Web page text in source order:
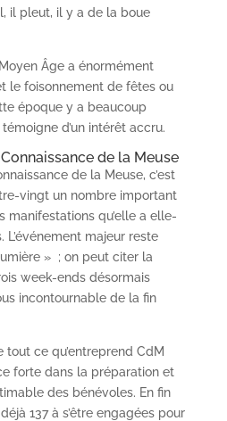
il pleut, il y a de la boue
Âge a énormément
le foisonnement de fêtes ou
époque y a beaucoup
d’un intérêt accru.
de la Meuse
de la Meuse, c’est
vingt un nombre important
manifestations qu’elle a elle-
majeur reste
» ; on peut citer la
week-ends désormais
incontournable de la fin
tout ce qu’entreprend CdM
forte dans la préparation et
des bénévoles. En fin
137 à s’être engagées pour